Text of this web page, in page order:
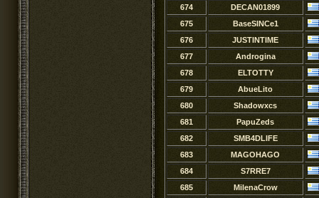
674
DECAN01899
675
BaseSINCe1
676
JUSTINTIME
677
Androgina
678
ELTOTTY
679
AbueLito
680
Shadowxcs
681
PapuZeds
682
SMB4DLIFE
683
MAGOHAGO
684
S7RRE7
685
MilenaCrow